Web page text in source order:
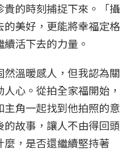
的時刻捕捉下來。「攝
美好，更能將幸福定格
活下去的力量。
然溫暖感人，但我認為關
心。從拍全家福開始，
角一起找到他拍照的意
故事，讓人不由得回頭
，是否還繼續堅持著